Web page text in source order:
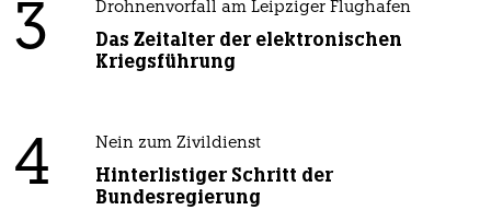
3 Drohnenvorfall am Leipziger Flughafen
Das Zeitalter der elektronischen
Kriegsführung
4 Nein zum Zivildienst
Hinterlistiger Schritt der
Bundesregierung